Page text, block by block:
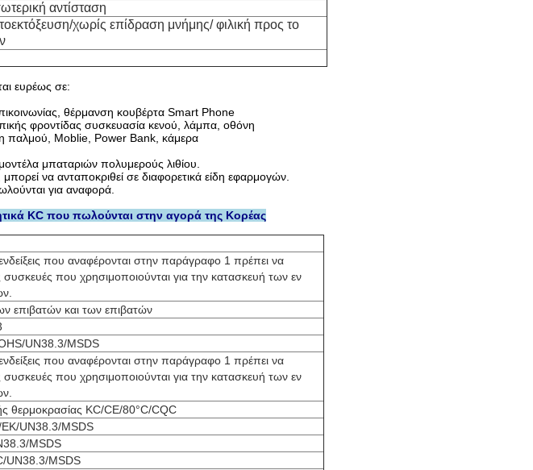
αντίσταση
χωρίς επίδραση μνήμης/ φιλική προς το
ευρέως σε:
θέρμανση κουβέρτα Smart Phone
φροντίδας συσκευασία κενού, λάμπα, οθόνη
παλμού, Moblie, Power Bank, κάμερα
μπαταριών πολυμερούς λιθίου.
να ανταποκριθεί σε διαφορετικά είδη εφαρμογών.
για αναφορά.
KC που πωλούνται στην αγορά της Κορέας
ενδείξεις που αναφέρονται στην παράγραφο 1 πρέπει να
συσκευές που χρησιμοποιούνται για την κατασκευή των εν
επιβατών και των επιβατών
UN38.3/MSDS
ενδείξεις που αναφέρονται στην παράγραφο 1 πρέπει να
συσκευές που χρησιμοποιούνται για την κατασκευή των εν
θερμοκρασίας KC/CE/80°C/CQC
UN38.3/MSDS
MSDS
UN38.3/MSDS